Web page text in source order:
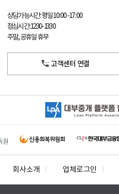
상담가능시간: 평일10:00 -17:00
점심시간: 12:30 - 13:30
주말, 공휴일 휴무
고객센터 연결
회사소개 업체로그인